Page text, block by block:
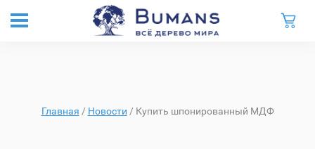
Главная / Новости / Купить шпонированный МДФ